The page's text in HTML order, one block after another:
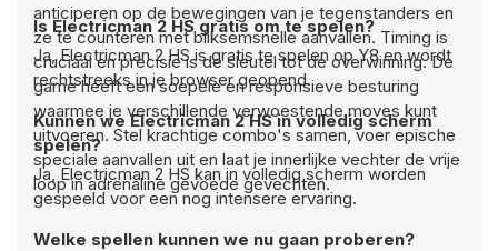
anticiperen op de bewegingen van je tegenstanders en
ze te counteren met bliksemsnelle aanvallen. Timing is
cruciaal en precisie is de sleutel tot de overwinning. De
game heeft een soepele en responsieve besturing
waarmee je verschillende verwoestende moves kunt
uitvoeren. Stel krachtige combo's samen, voer epische
speciale aanvallen uit en laat je innerlijke vechter de vrije
loop in adrenaline gevoede gevechten.
Is Electricman 2 HS gratis om te spelen?
Ja, Electricman 2 HS is gratis te spelen op Y8 en wordt
rechtstreeks in je browser geopend.
Kunnen we Electricman 2 HS in volledig scherm
spelen?
Ja, Electricman 2 HS kan in volledig scherm worden
gespeeld voor een nog intensere ervaring.
Welke spellen kunnen we nu gaan proberen?